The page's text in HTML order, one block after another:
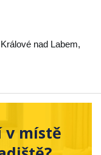
nad Labem,
v místě